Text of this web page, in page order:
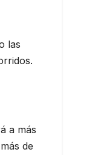
las
a más
de